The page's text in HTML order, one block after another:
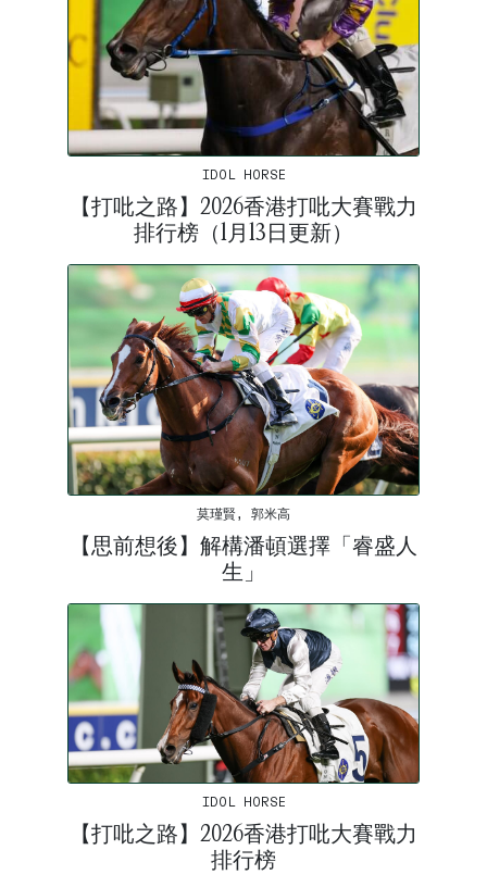
IDOL HORSE
【打吡之路】2026香港打吡大賽戰力
排行榜（1月13日更新）
莫瑾賢, 郭米高
【思前想後】解構潘頓選擇「睿盛人
生」
IDOL HORSE
【打吡之路】2026香港打吡大賽戰力
排行榜